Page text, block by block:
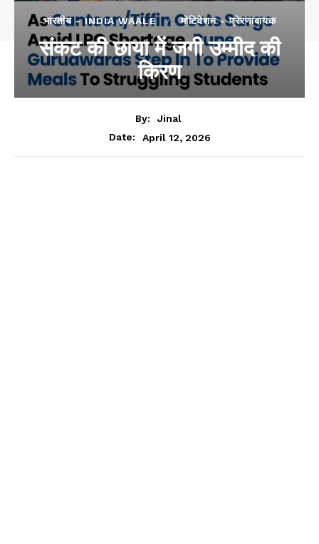
भारतीय - INDIA WAALE मोटिवेशन - प्रेरणादायक
संकट की छाया में जगी उम्मीद की
किरण
By:
Jinal
Date:
April 12, 2026